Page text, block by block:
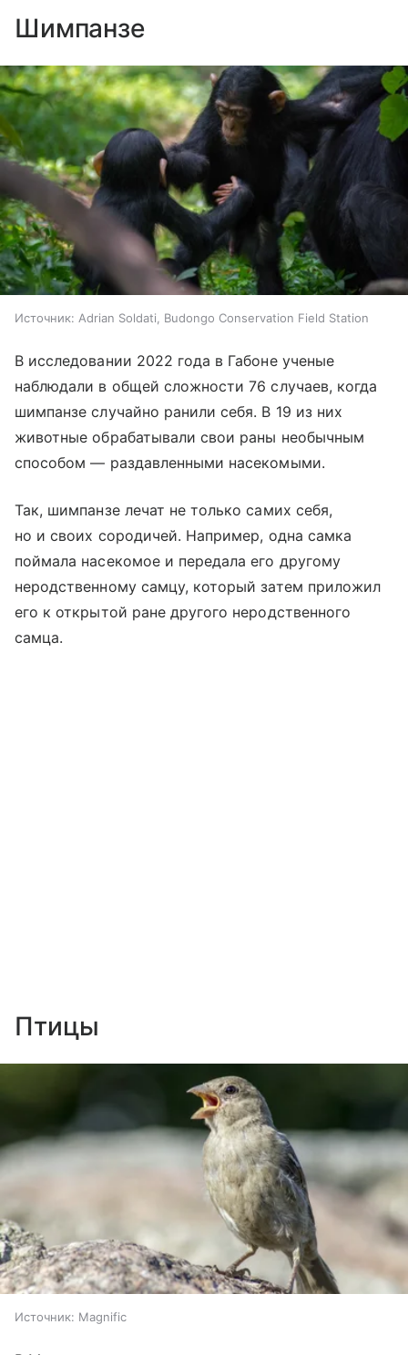
Шимпанзе
Источник: Adrian Soldati, Budongo Conservation Field Station
В исследовании 2022 года в Габоне ученые
наблюдали в общей сложности 76 случаев, когда
шимпанзе случайно ранили себя. В 19 из них
животные обрабатывали свои раны необычным
способом — раздавленными насекомыми.
Так, шимпанзе лечат не только самих себя,
но и своих сородичей. Например, одна самка
поймала насекомое и передала его другому
неродственному самцу, который затем приложил
его к открытой ране другого неродственного
самца.
Птицы
Источник: Magnific